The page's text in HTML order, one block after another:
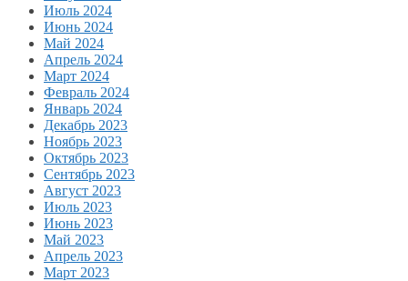
Июль 2024
Июнь 2024
Май 2024
Апрель 2024
Март 2024
Февраль 2024
Январь 2024
Декабрь 2023
Ноябрь 2023
Октябрь 2023
Сентябрь 2023
Август 2023
Июль 2023
Июнь 2023
Май 2023
Апрель 2023
Март 2023